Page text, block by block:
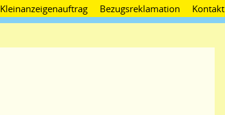
Zum
Inhalt
Kleinanzeigenauftrag Bezugsreklamation Kontakt